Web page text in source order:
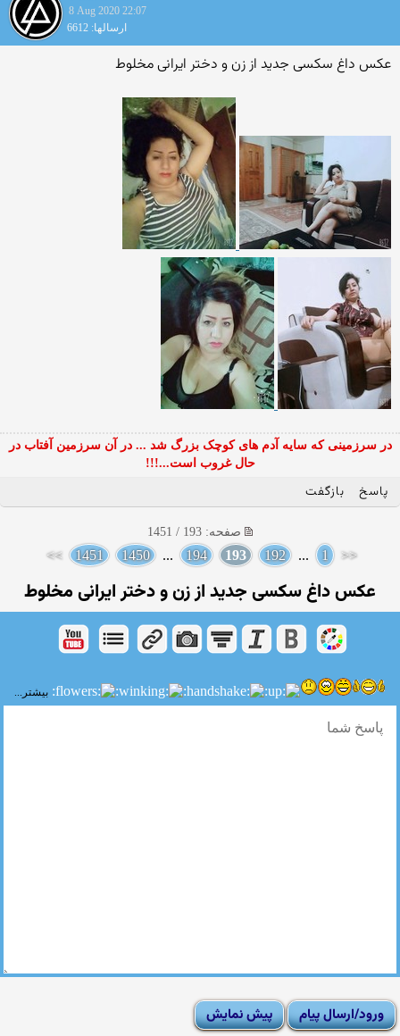
8 Aug 2020 22:07
ارسالها: 6612
عکس داغ سکسی جدید از زن و دختر ایرانی مخلوط
در سرزمینی که سایه آدم های کوچک بزرگ شد ... در آن سرزمین آفتاب در
حال غروب است...!!!
پاسخ بازگفت
صفحه: 193 / 1451
<<
1
...
192
193
194
...
1450
1451
>>
عکس داغ سکسی جدید از زن و دختر ایرانی مخلوط
بیشتر...